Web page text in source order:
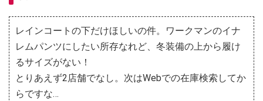
レインコートの下だけほしいの件。ワークマンのイナ
レムパンツにしたい所存なれど、冬装備の上から履け
るサイズがない！
とりあえず2店舗でなし。次はWebでの在庫検索してか
らですな…